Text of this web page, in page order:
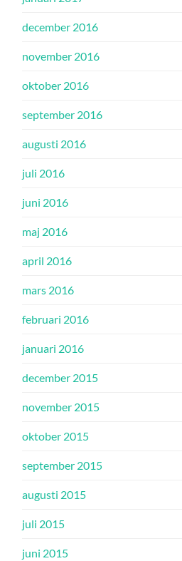
december 2016
november 2016
oktober 2016
september 2016
augusti 2016
juli 2016
juni 2016
maj 2016
april 2016
mars 2016
februari 2016
januari 2016
december 2015
november 2015
oktober 2015
september 2015
augusti 2015
juli 2015
juni 2015